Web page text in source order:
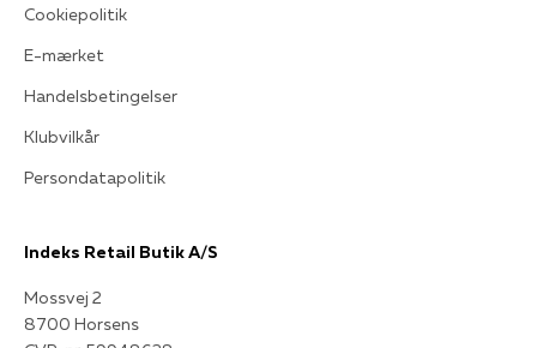
Cookiepolitik
E-mærket
Handelsbetingelser
Klubvilkår
Persondatapolitik
Indeks Retail Butik A/S
Mossvej 2
8700 Horsens